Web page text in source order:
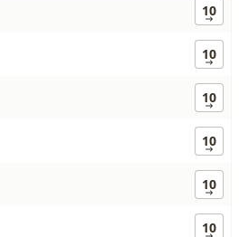
10
10
10
10
10
10